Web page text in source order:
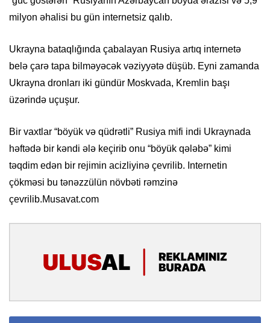
milyon əhalisi bu gün internetsiz qalıb.
Ukrayna bataqlığında çabalayan Rusiya artıq internetə
belə çarə tapa bilməyəcək vəziyyətə düşüb. Eyni zamanda
Ukrayna dronları iki gündür Moskvada, Kremlin başı
üzərində uçuşur.
Bir vaxtlar “böyük və qüdrətli” Rusiya mifi indi Ukraynada
həftədə bir kəndi ələ keçirib onu “böyük qələbə” kimi
təqdim edən bir rejimin acizliyinə çevrilib. Internetin
çökməsi bu tənəzzülün növbəti rəmzinə
çevrilib.Musavat.com